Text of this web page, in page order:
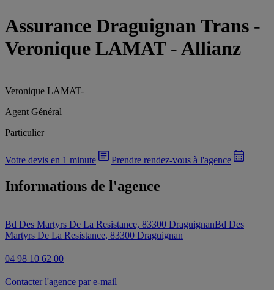
Assurance Draguignan Trans -
Veronique LAMAT - Allianz
Veronique LAMAT-
Agent Général
Particulier
Votre devis en 1 minute Prendre rendez-vous à l'agence
Informations de l'agence
Bd Des Martyrs De La Resistance, 83300 DraguignanBd Des
Martyrs De La Resistance, 83300 Draguignan
04 98 10 62 00
Contacter l'agence par e-mail